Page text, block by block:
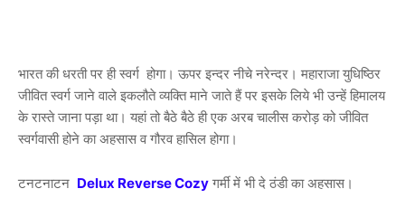
भारत की धरती पर ही स्वर्ग होगा। ऊपर इन्दर नीचे नरेन्दर। महाराजा युधिष्ठिर
जीवित स्वर्ग जाने वाले इकलौते व्यक्ति माने जाते हैं पर इसके लिये भी उन्हें हिमालय
के रास्ते जाना पड़ा था। यहां तो बैठे बैठे ही एक अरब चालीस करोड़ को जीवित
स्वर्गवासी होने का अहसास व गौरव हासिल होगा।
टनटनाटन Delux Reverse Cozy गर्मी में भी दे ठंडी का अहसास।